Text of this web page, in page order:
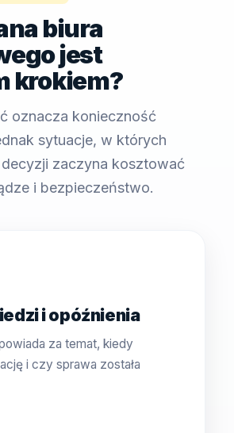
biura
jest
krokiem?
oznacza konieczność
sytuacje, w których
decyzji zaczyna kosztować
i bezpieczeństwo.
i opóźnienia
za temat, kiedy
i czy sprawa została